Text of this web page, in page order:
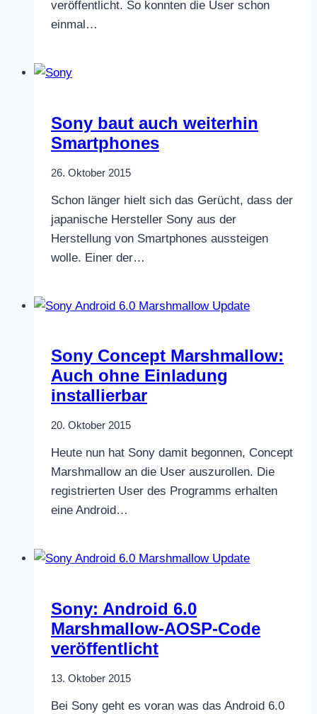
veröffentlicht. So konnten die User schon
einmal…
Sony baut auch weiterhin
Smartphones
26. Oktober 2015
Schon länger hielt sich das Gerücht, dass der
japanische Hersteller Sony aus der
Herstellung von Smartphones aussteigen
wolle. Einer der…
Sony Concept Marshmallow:
Auch ohne Einladung
installierbar
20. Oktober 2015
Heute nun hat Sony damit begonnen, Concept
Marshmallow an die User auszurollen. Die
registrierten User des Programms erhalten
eine Android…
Sony: Android 6.0
Marshmallow-AOSP-Code
veröffentlicht
13. Oktober 2015
Bei Sony geht es voran was das Android 6.0